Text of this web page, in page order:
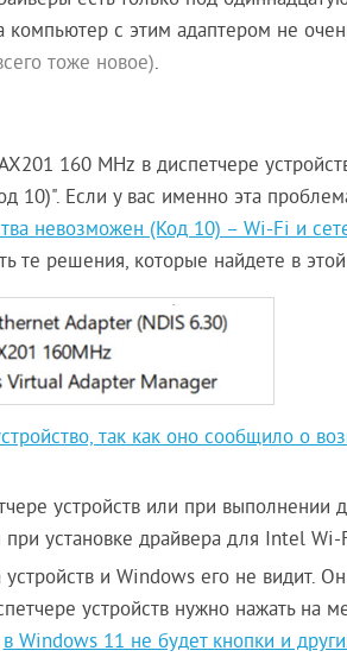
с этим адаптером не
тоже новое).
160 MHz в диспетчере
10)". Если у вас именно эта
невозможен (Код 10) – Wi-Fi и
те решения, которые найдете в этой
так как оно сообщило о
устройств или при выполнении
установке драйвера для Intel Wi-
и Windows его не видит.
устройств нужно нажать на
в Windows 11 не будет кнопки и